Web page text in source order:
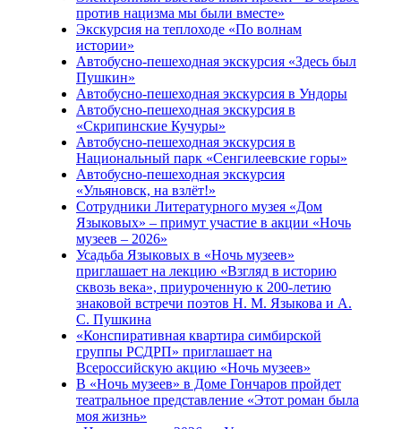
против нацизма мы были вместе»
Экскурсия на теплоходе «По волнам
истории»
Автобусно-пешеходная экскурсия «Здесь был
Пушкин»
Автобусно-пешеходная экскурсия в Ундоры
Автобусно-пешеходная экскурсия в
«Скрипинские Кучуры»
Автобусно-пешеходная экскурсия в
Национальный парк «Сенгилеевские горы»
Автобусно-пешеходная экскурсия
«Ульяновск, на взлёт!»
Сотрудники Литературного музея «Дом
Языковых» – примут участие в акции «Ночь
музеев – 2026»
Усадьба Языковых в «Ночь музеев»
приглашает на лекцию «Взгляд в историю
сквозь века», приуроченную к 200-летию
знаковой встречи поэтов Н. М. Языкова и А.
С. Пушкина
«Конспиративная квартира симбирской
группы РСДРП» приглашает на
Всероссийскую акцию «Ночь музеев»
В «Ночь музеев» в Доме Гончаров пройдет
театральное представление «Этот роман была
моя жизнь»